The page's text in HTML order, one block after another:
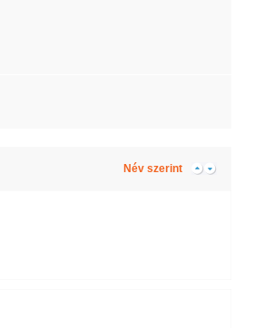
Név szerint